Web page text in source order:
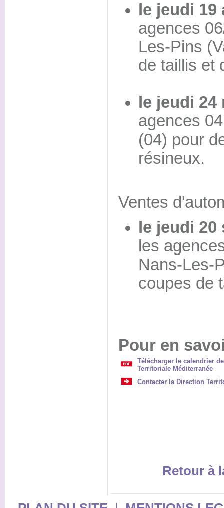
le jeudi 19
agences
Les-Pins
de taillis et
le jeudi 24
agences
(04) pour
résineux.
Ventes
le jeudi
les
Nans-Les-
coupes de
Pour en
Télécharger le calendrier
Territoriale Méditerranée
Contacter la Direction
Retour à